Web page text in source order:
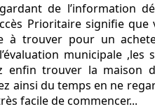
de l’information
Prioritaire signifie que
à trouver pour un
municipale ,les
enfin trouver la maison
ainsi du temps en ne
facile de commencer...